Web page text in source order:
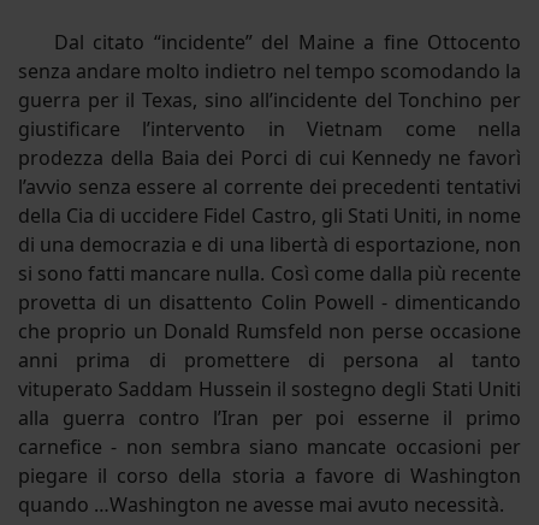
Dal citato “incidente” del Maine a fine Ottocento
senza andare molto indietro nel tempo scomodando la
guerra per il Texas, sino all’incidente del Tonchino per
giustificare l’intervento in Vietnam come nella
prodezza della Baia dei Porci di cui Kennedy ne favorì
l’avvio senza essere al corrente dei precedenti tentativi
della Cia di uccidere Fidel Castro, gli Stati Uniti, in nome
di una democrazia e di una libertà di esportazione, non
si sono fatti mancare nulla. Così come dalla più recente
provetta di un disattento Colin Powell - dimenticando
che proprio un Donald Rumsfeld non perse occasione
anni prima di promettere di persona al tanto
vituperato Saddam Hussein il sostegno degli Stati Uniti
alla guerra contro l’Iran per poi esserne il primo
carnefice - non sembra siano mancate occasioni per
piegare il corso della storia a favore di Washington
quando …Washington ne avesse mai avuto necessità.